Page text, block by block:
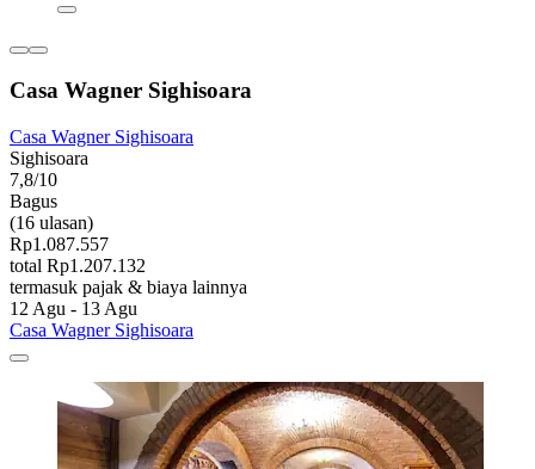
Casa Wagner Sighisoara
Casa Wagner Sighisoara
Sighisoara
7,8/10
Bagus
(16 ulasan)
Rp1.087.557
total Rp1.207.132
termasuk pajak & biaya lainnya
12 Agu - 13 Agu
Casa Wagner Sighisoara